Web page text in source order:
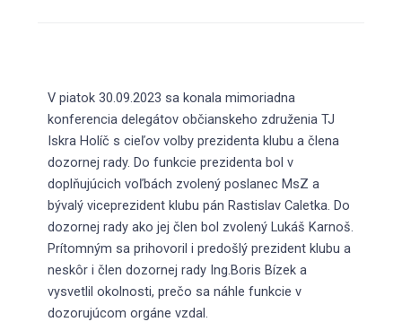
V piatok 30.09.2023 sa konala mimoriadna
konferencia delegátov občianskeho združenia TJ
Iskra Holíč s cieľov volby prezidenta klubu a člena
dozornej rady. Do funkcie prezidenta bol v
doplňujúcich voľbách zvolený poslanec MsZ a
bývalý viceprezident klubu pán Rastislav Caletka. Do
dozornej rady ako jej člen bol zvolený Lukáš Karnoš.
Prítomným sa prihovoril i predošlý prezident klubu a
neskôr i člen dozornej rady Ing.Boris Bízek a
vysvetlil okolnosti, prečo sa náhle funkcie v
dozorujúcom orgáne vzdal.